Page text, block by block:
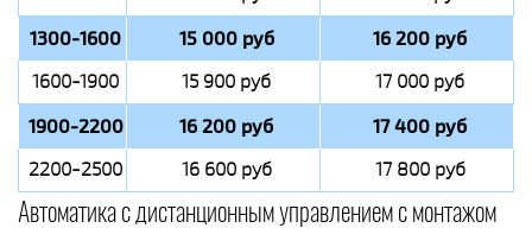
1300-1600 15 000 руб 16 200 руб
1600-1900 15 900 руб 17 000 руб
1900-2200 16 200 руб 17 400 руб
2200-2500 16 600 руб 17 800 руб
Автоматика с дистанционным управлением с монтажом